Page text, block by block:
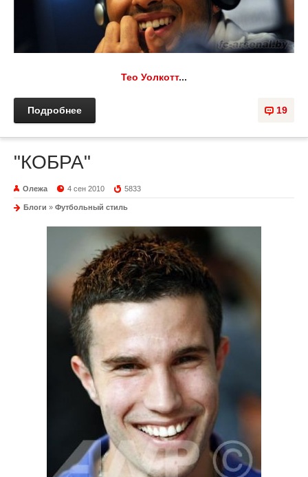
Тео Уолкотт...
19
Подробнее
"КОБРА"
Олежа 4 сен 2010 5833
Блоги » Футбольный стиль